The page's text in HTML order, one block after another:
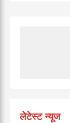
लेटेस्ट न्यूज